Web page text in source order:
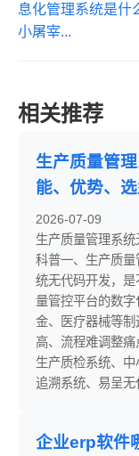
息化管理系统是什
小屠宰...
相关推荐
生产质量管
能、优势、
2026-07-09
生产质量管理系
科普一、生产质
统无代码开发，
量管控平台的数
金、医疗器械等
高、流程难调整
生产质检系统、
追溯系统、易呈无
企业erp软件